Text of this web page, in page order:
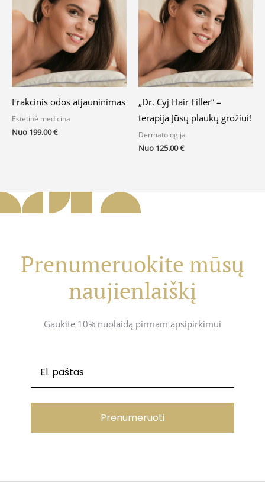
Frakcinis odos atjauninimas
Estetinė medicina
Nuo 199.00€
„Dr. Cyj Hair Filler“ –
terapija Jūsų plaukų grožiui!
Dermatologija
Nuo 125.00€
Prenumeruokite mūsų
naujienlaiškį
Gaukite 10% nuolaidą pirmam apsipirkimui
Prenumeruoti